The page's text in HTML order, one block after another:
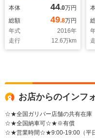
本体 44.0万円
総額
49.8万円
年式
2016年
走行
12.6万km
お店からのインフ
☆★全国ガリバー店舗の共有在
☆★全国納車可☆★※有償
☆★営業時間☆★9:00-19:00（平日